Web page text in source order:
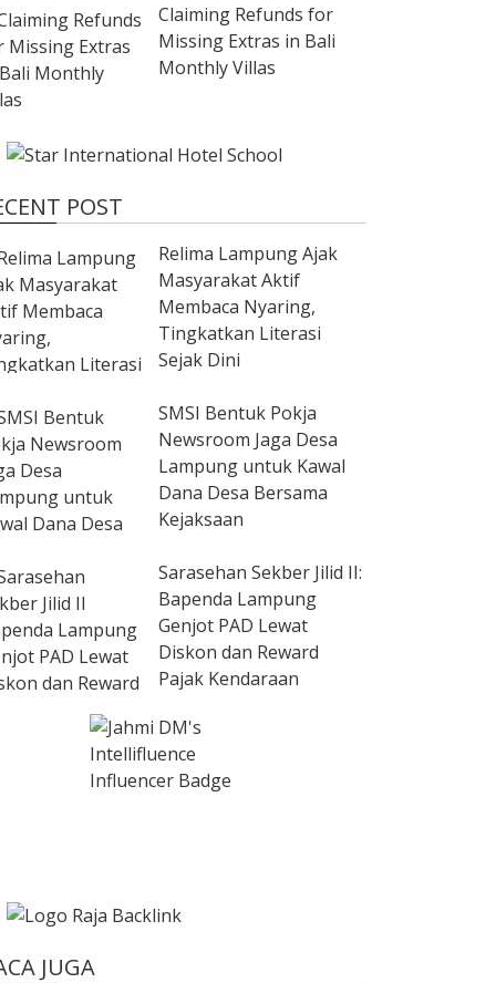
Claiming Refunds for
Missing Extras in Bali
Monthly Villas
POST
Relima Lampung Ajak
Masyarakat Aktif
Membaca Nyaring,
Tingkatkan Literasi
Sejak Dini
SMSI Bentuk Pokja
Newsroom Jaga Desa
Lampung untuk Kawal
Dana Desa Bersama
Kejaksaan
Sarasehan Sekber Jilid II:
Bapenda Lampung
Genjot PAD Lewat
Diskon dan Reward
Pajak Kendaraan
JUGA